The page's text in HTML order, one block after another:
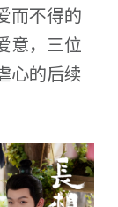
而不得的
意，三位
心的后续